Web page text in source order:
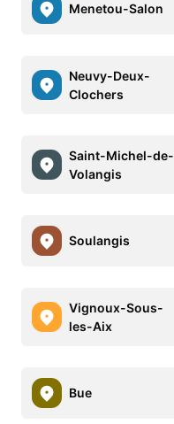
Menetou-Salon
Neuvy-Deux-
Clochers
Saint-Michel-de-
Volangis
Soulangis
Vignoux-Sous-
les-Aix
Bue